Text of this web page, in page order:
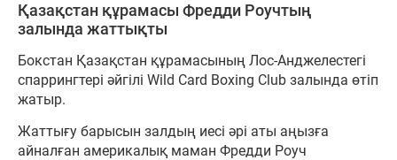
Қазақстан құрамасы Фредди Роучтың
залында жаттықты
Бокстан Қазақстан құрамасының Лос-Анджелестегі
спаррингтері әйгілі Wild Card Boxing Club залында өтіп
жатыр.
Жаттығу барысын залдың иесі әрі аты аңызға
айналған америкалық маман Фредди Роуч